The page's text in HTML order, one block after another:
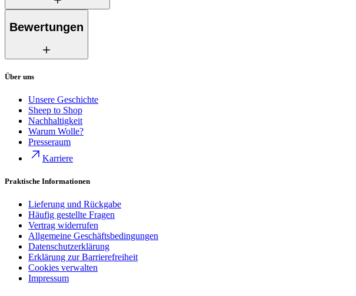
Bewertungen
Über uns
Unsere Geschichte
Sheep to Shop
Nachhaltigkeit
Warum Wolle?
Presseraum
Karriere
Praktische Informationen
Lieferung und Rückgabe
Häufig gestellte Fragen
Vertrag widerrufen
Allgemeine Geschäftsbedingungen
Datenschutzerklärung
Erklärung zur Barrierefreiheit
Cookies verwalten
Impressum